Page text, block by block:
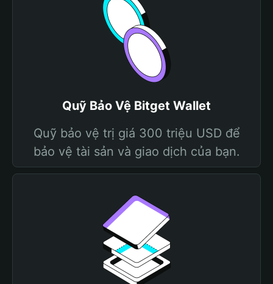
Quỹ Bảo Vệ Bitget Wallet
Quỹ bảo vệ trị giá 300 triệu USD để
bảo vệ tài sản và giao dịch của bạn.